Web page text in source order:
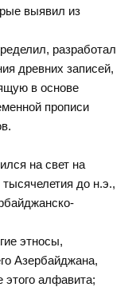
выявил из
разработал
древних записей,
в основе
прописи
на свет на
до н.э.,
этносы,
Азербайджана,
этого алфавита;